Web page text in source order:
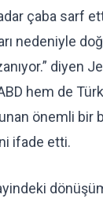
çaba sarf
nedeniyle
diyen
hem de
önemli bir
ifade etti.